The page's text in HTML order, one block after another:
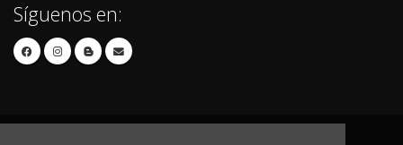
Síguenos en: